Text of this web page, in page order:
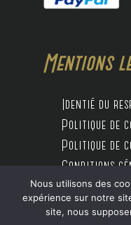
Mentions
Identié du
Politique de
Politique de
Conditions
Nous utilisons des
expérience sur notre
site, nous